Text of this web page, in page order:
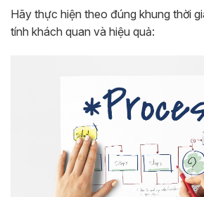
Hãy thực hiện theo đúng khung thời
tính khách quan và hiệu quả: